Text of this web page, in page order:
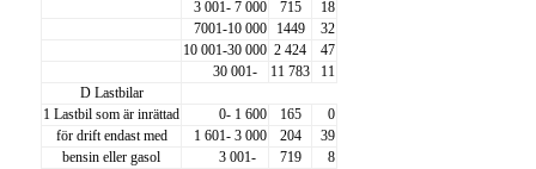
3 001- 7 000
715
18
7001-10 000
1449
32
10 001-30 000 2 424
47
30 001-
11 783
11
D Lastbilar
1 Lastbil som är inrättad
0- 1 600 165
0
för drift endast med
1 601- 3 000 204
39
bensin eller gasol
3 001- 719
8